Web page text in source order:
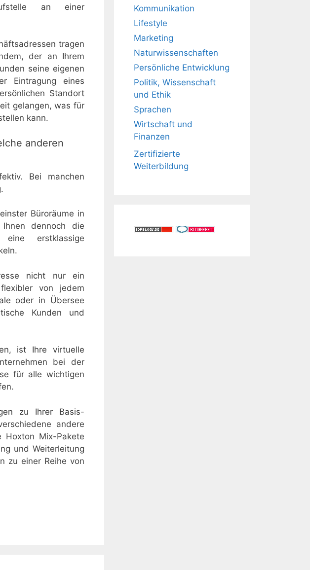
an einer
tragen
der an Ihrem
seine eigenen
Eintragung eines
Standort
gelangen, was für
kann.
anderen
Bei manchen
Büroräume in
dennoch die
erstklassige
nicht nur ein
von jedem
oder in Übersee
Kunden und
ist Ihre virtuelle
bei der
für alle wichtigen
zu Ihrer Basis-
andere
Hoxton Mix-Pakete
und Weiterleitung
zu einer Reihe von
Kommunikation
Lifestyle
Marketing
Naturwissenschaften
Persönliche Entwicklung
Politik, Wissenschaft
und Ethik
Sprachen
Wirtschaft und
Finanzen
Zertifizierte
Weiterbildung